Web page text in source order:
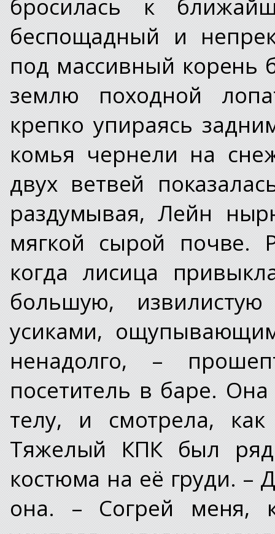
беспощадный и
под массивный корень
землю походной
крепко упираясь
комья чернели на
двух ветвей
раздумывая, Лейн
мягкой сырой почве.
когда лисица
большую,
усиками,
ненадолго, –
посетитель в баре.
телу, и смотрела,
Тяжелый КПК был
костюма на её груди. –
она. – Согрей меня,